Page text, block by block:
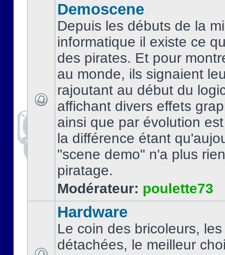
Demoscene
Depuis les débuts de la
informatique il existe ce
des pirates. Et pour
au monde, ils signaient
rajoutant au début du
affichant divers effets
ainsi que par évolution
la différence étant
"scene demo" n'a plus
piratage.
Modérateur: poulette73
Hardware
Le coin des bricoleurs,
détachées, le meilleur